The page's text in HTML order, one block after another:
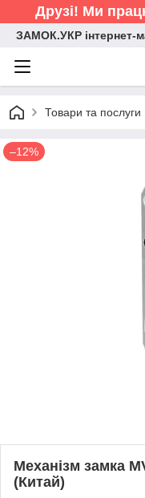
Друзі! Ми
ЗАМОК.УКР інтернет-
Товари та послуги
–12%
Механізм замка
(Китай)